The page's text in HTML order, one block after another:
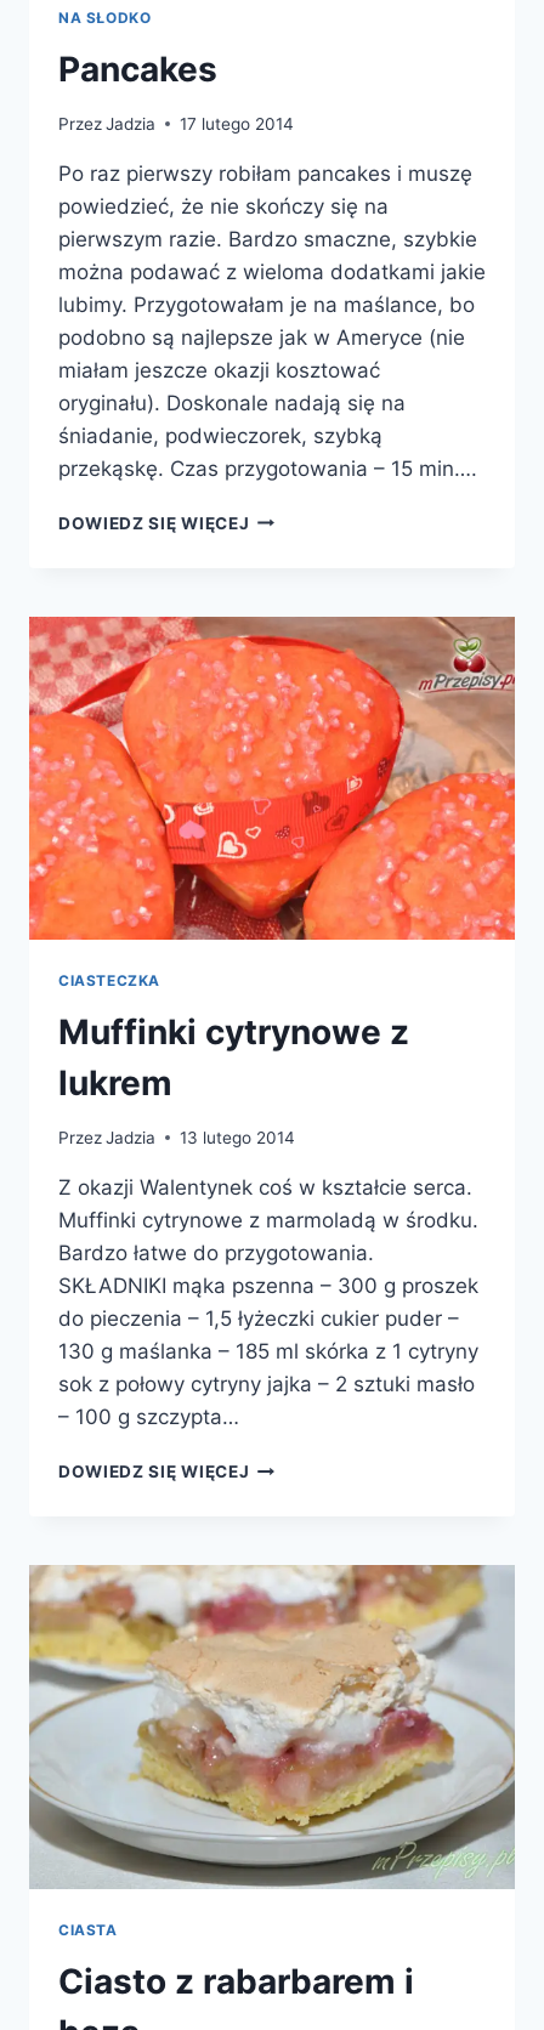
NA SŁODKO
Pancakes
PrzezJadzia 17 lutego 2014
Po raz pierwszy robiłam pancakes i muszę
powiedzieć, że nie skończy się na
pierwszym razie. Bardzo smaczne, szybkie
można podawać z wieloma dodatkami jakie
lubimy. Przygotowałam je na maślance, bo
podobno są najlepsze jak w Ameryce (nie
miałam jeszcze okazji kosztować
oryginału). Doskonale nadają się na
śniadanie, podwieczorek, szybką
przekąskę. Czas przygotowania – 15 min….
DOWIEDZ SIĘ WIĘCEJ PANCAKES
CIASTECZKA
Muffinki cytrynowe z
lukrem
PrzezJadzia 13 lutego 2014
Z okazji Walentynek coś w kształcie serca.
Muffinki cytrynowe z marmoladą w środku.
Bardzo łatwe do przygotowania.
SKŁADNIKI mąka pszenna – 300 g proszek
do pieczenia – 1,5 łyżeczki cukier puder –
130 g maślanka – 185 ml skórka z 1 cytryny
sok z połowy cytryny jajka – 2 sztuki masło
– 100 g szczypta…
DOWIEDZ SIĘ WIĘCEJ MUFFINKI
CIASTA
Ciasto z rabarbarem i